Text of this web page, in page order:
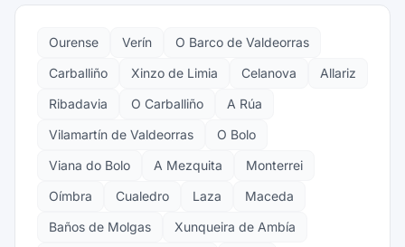
Ourense Verín
O Barco de Valdeorras
Carballiño
Xinzo de Limia Celanova
Allariz
Ribadavia
O Carballiño
A Rúa
Vilamartín de Valdeorras
O Bolo
Viana do Bolo
A Mezquita
Monterrei
Oímbra
Cualedro Laza
Maceda
Baños de Molgas
Xunqueira de Ambía